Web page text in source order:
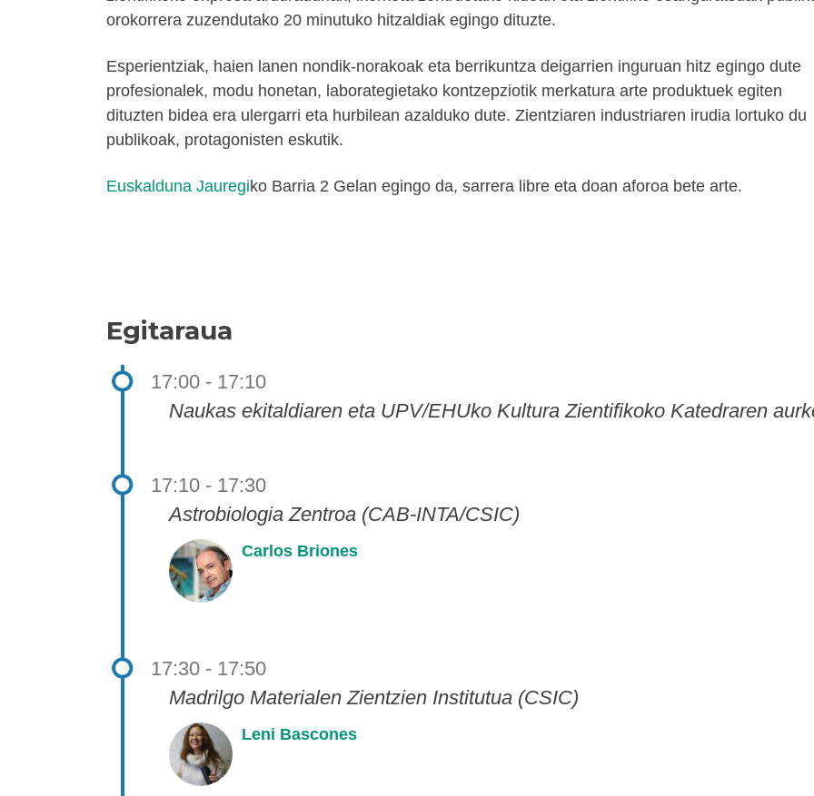
orokorrera zuzendutako 20 minutuko hitzaldiak egingo dituzte.
Esperientziak, haien lanen nondik-norakoak eta berrikuntza deigarrien inguruan hitz egingo dute
profesionalek, modu honetan, laborategietako kontzepziotik merkatura arte produktuek egiten
dituzten bidea era ulergarri eta hurbilean azalduko dute. Zientziaren industriaren irudia lortuko du
publikoak, protagonisten eskutik.
Euskalduna Jauregiko Barria 2 Gelan egingo da, sarrera libre eta doan aforoa bete arte.
Egitaraua
17:00 - 17:10
Naukas ekitaldiaren eta UPV/EHUko Kultura Zientifikoko Katedraren
17:10 - 17:30
Astrobiologia Zentroa (CAB-INTA/CSIC)
Carlos Briones
17:30 - 17:50
Madrilgo Materialen Zientzien Institutua (CSIC)
Leni Bascones